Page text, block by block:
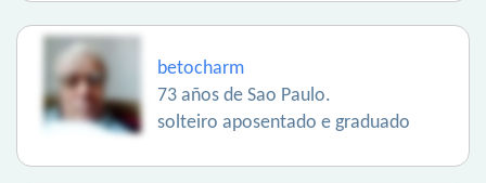
betocharm
73 años de Sao Paulo.
solteiro aposentado e graduado